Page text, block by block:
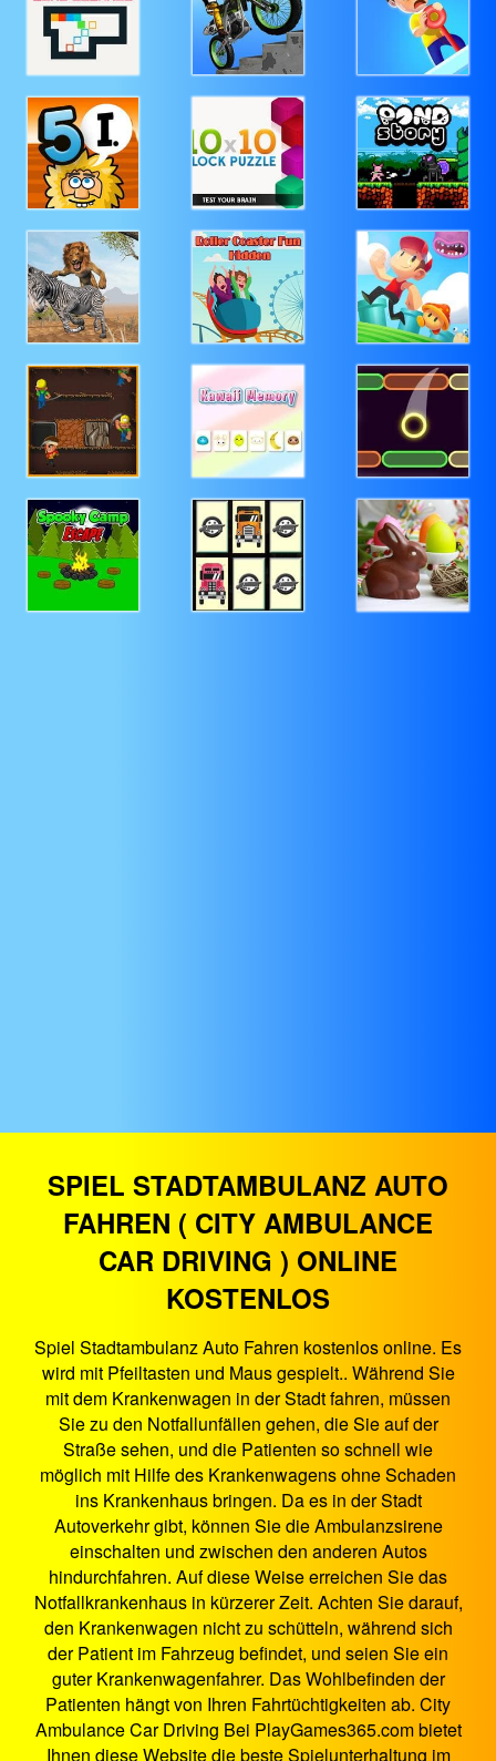
SPIEL STADTAMBULANZ AUTO
FAHREN ( CITY AMBULANCE
CAR DRIVING ) ONLINE
KOSTENLOS
Spiel Stadtambulanz Auto Fahren kostenlos online. Es
wird mit Pfeiltasten und Maus gespielt.. Während Sie
mit dem Krankenwagen in der Stadt fahren, müssen
Sie zu den Notfallunfällen gehen, die Sie auf der
Straße sehen, und die Patienten so schnell wie
möglich mit Hilfe des Krankenwagens ohne Schaden
ins Krankenhaus bringen. Da es in der Stadt
Autoverkehr gibt, können Sie die Ambulanzsirene
einschalten und zwischen den anderen Autos
hindurchfahren. Auf diese Weise erreichen Sie das
Notfallkrankenhaus in kürzerer Zeit. Achten Sie darauf,
den Krankenwagen nicht zu schütteln, während sich
der Patient im Fahrzeug befindet, und seien Sie ein
guter Krankenwagenfahrer. Das Wohlbefinden der
Patienten hängt von Ihren Fahrtüchtigkeiten ab. City
Ambulance Car Driving Bei PlayGames365.com bietet
Ihnen diese Website die beste Spielunterhaltung im